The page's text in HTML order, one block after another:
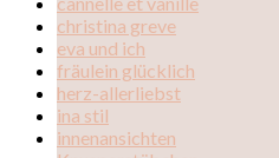
christina greve
eva und ich
fräulein glücklich
herz-allerliebst
ina stil
innenansichten